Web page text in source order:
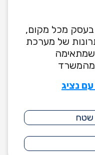
בעסק מכל מקום,
של מערכת
מהמשרד
נציג
שטח